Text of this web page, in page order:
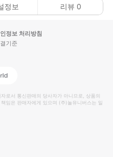
정보 리뷰 0
정보 처리방침
기준
로서 통신판매의 당사자가 아니므로, 상품의
임은 판매자에게 있으며 (주)놀유니버스는 일